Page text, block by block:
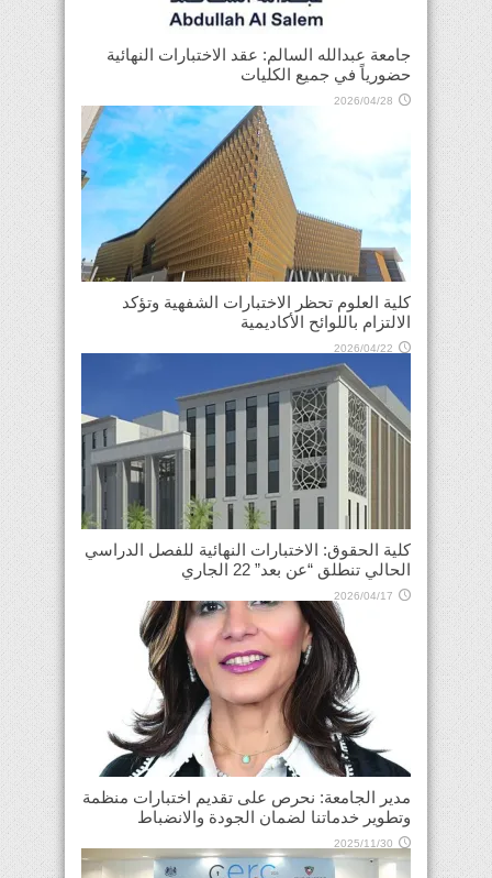
جامعة عبدالله السالم: عقد الاختبارات النهائية
حضورياً في جميع الكليات
2026/04/28
كلية العلوم تحظر الاختبارات الشفهية وتؤكد
الالتزام باللوائح الأكاديمية
2026/04/22
كلية الحقوق: الاختبارات النهائية للفصل الدراسي
الحالي تنطلق “عن بعد” 22 الجاري
2026/04/17
مدير الجامعة: نحرص على تقديم اختبارات منظمة
وتطوير خدماتنا لضمان الجودة والانضباط
2025/11/30